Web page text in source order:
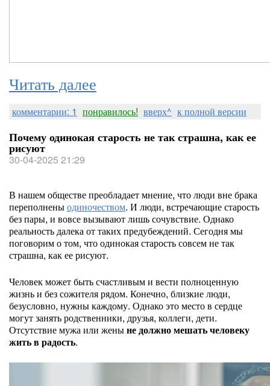
Читать далее
комментарии: 1 понравилось! вверх^ к полной версии
Почему одинокая старость не так страшна, как ее
рисуют
30-04-2025 21:29
В нашем обществе преобладает мнение, что люди вне брака
переполненыодиночеством. И люди, встречающие старость
без пары, и вовсе вызывают лишь сочувствие. Однако
реальность далека от таких предубеждений. Сегодня мы
поговорим о том, что одинокая старость совсем не так
страшна, как ее рисуют.
Человек может быть счастливым и вести полноценную
жизнь и без сожителя рядом. Конечно, близкие люди,
безусловно, нужны каждому. Однако это место в сердце
могут занять родственники, друзья, коллеги, дети.
Отсутствие мужа или женыне должно мешать человеку
жить в радость.